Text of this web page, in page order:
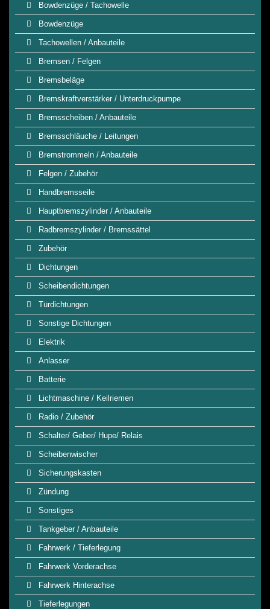
Bowdenzüge / Tachowelle
Bowdenzüge
Tachowellen / Anbauteile
Bremsen / Felgen
Bremsbeläge
Bremskraftverstärker / Unterdruckpumpe
Bremsscheiben / Anbauteile
Bremsschläuche / Leitungen
Bremstrommeln / Anbauteile
Felgen / Zubehör
Handbremsseile
Hauptbremszylinder / Anbauteile
Radbremszylinder / Bremssättel
Zubehör
Dichtungen
Scheibendichtungen
Türdichtungen
Sonstige Dichtungen
Elektrik
Anlasser
Batterie
Lichtmaschine / Keilriemen
Radio / Zubehör
Schalter/ Geber/ Hupe/ Relais
Scheibenwischer
Sicherungskasten
Zündung
Sonstiges
Tankgeber / Anbauteile
Fahrwerk / Tieferlegung
Fahrwerk Vorderachse
Fahrwerk Hinterachse
Tieferlegungen